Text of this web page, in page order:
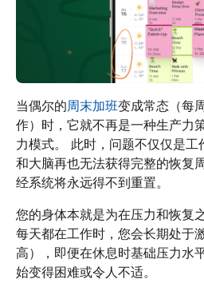
当偶尔的周末加班变成常态（每
作）时，它就不再是一种生产力
力模式。 此时，问题不仅仅是
和大脑再也无法获得完整的恢复
经系统将永远得不到重置。
您的身体本就是为在压力和恢复
每天都在工作时，您会长期处于
高），即便在休息时基础压力水
始变得困难或令人不适。